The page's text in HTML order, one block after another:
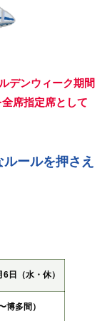
デンウィーク期間
席指定席として
ールを押さえ
日（水・休）
博多間）